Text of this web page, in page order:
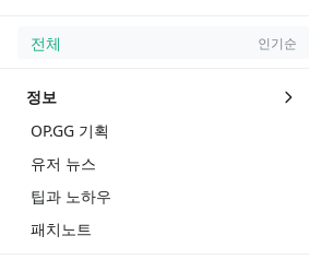
전체 인기순
정보
OP.GG 기획
유저 뉴스
팁과 노하우
패치노트